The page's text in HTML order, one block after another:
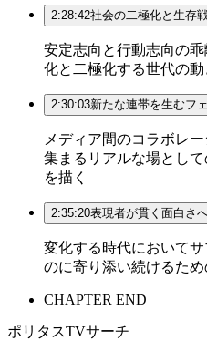
2:28:42社会の二極化と生存
安定志向と行動志向の
化と二極化する世代の
2:30:03新たな連帯を生むフ
メディア間のコラボレ
集まるリアルな場とし
を描く
2:35:20表現者が貫く面白さ
変化する時代において
のに寄り添い続けるた
CHAPTER END
ポリタスTVサーチ